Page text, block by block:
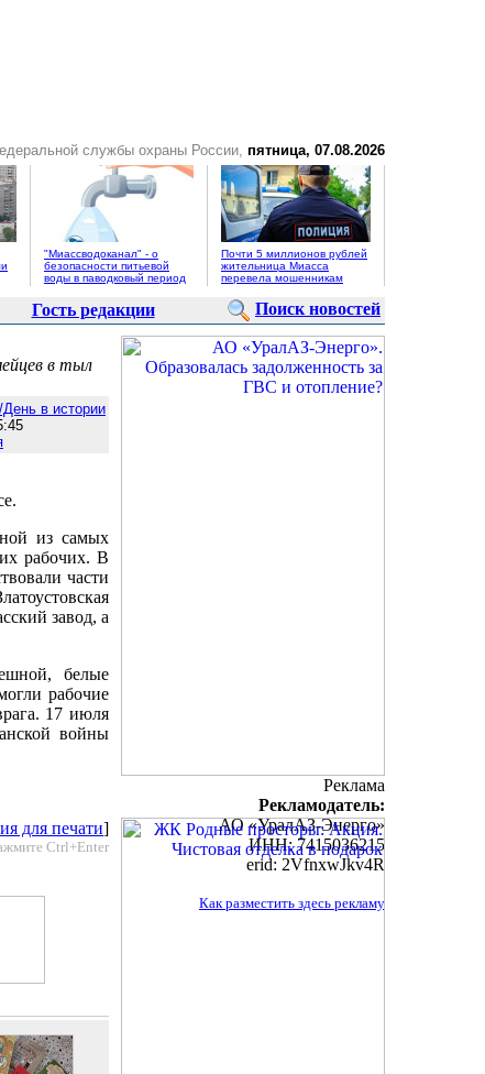
службы охраны России, пятница, 07.08.2026
"Миассводоканал" - о
безопасности питьевой
воды в паводковый период
Почти 5 миллионов рублей
жительница Миасса
перевела мошенникам
Гость редакции Поиск новостей
в тыл
в истории
из самых
рабочих. В
части
завод, а
белые
рабочие
17 июля
войны
для печати]
Ctrl+Enter
Реклама
Рекламодатель:
АО «УралАЗ-Энерго»
ИНН: 7415036215
erid: 2VfnxwJkv4R
Как разместить здесь рекламу